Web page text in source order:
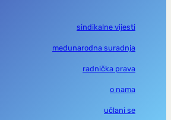
sindikalne vijesti
međunarodna suradnja
radnička prava
o nama
učlani se